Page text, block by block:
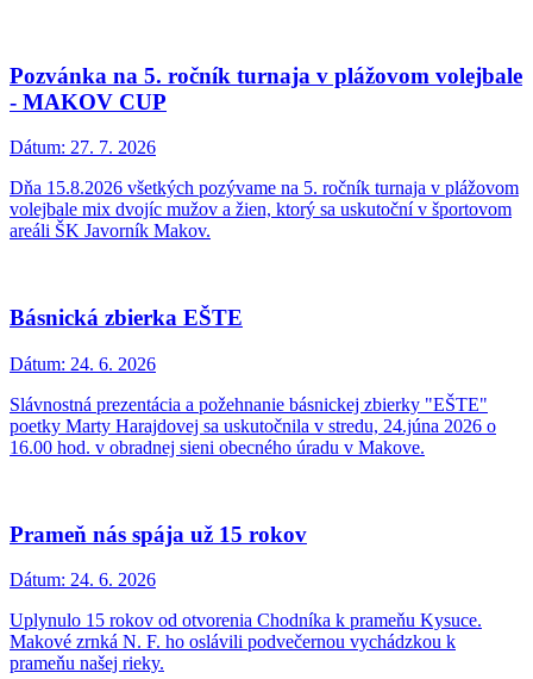
Pozvánka na 5. ročník turnaja v plážovom volejbale
- MAKOV CUP
Dátum: 27. 7. 2026
Dňa 15.8.2026 všetkých pozývame na 5. ročník turnaja v plážovom
volejbale mix dvojíc mužov a žien, ktorý sa uskutoční v športovom
areáli ŠK Javorník Makov.
Básnická zbierka EŠTE
Dátum: 24. 6. 2026
Slávnostná prezentácia a požehnanie básnickej zbierky "EŠTE"
poetky Marty Harajdovej sa uskutočnila v stredu, 24.júna 2026 o
16.00 hod. v obradnej sieni obecného úradu v Makove.
Prameň nás spája už 15 rokov
Dátum: 24. 6. 2026
Uplynulo 15 rokov od otvorenia Chodníka k prameňu Kysuce.
Makové zrnká N. F. ho oslávili podvečernou vychádzkou k
prameňu našej rieky.